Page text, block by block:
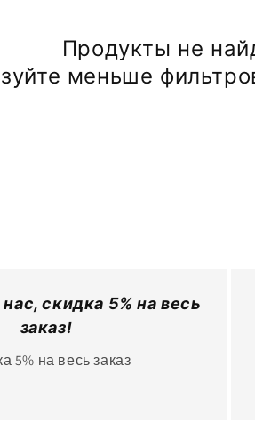
Продукты не
меньше
скидка 5% на весь
заказ!
5% на весь заказ